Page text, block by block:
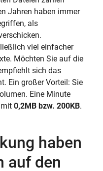
Jahren haben immer
als
viel einfacher
Möchten Sie auf die
sich das
Ein großer Vorteil: Sie
Eine Minute
0,2MB bzw. 200KB.
haben
auf den